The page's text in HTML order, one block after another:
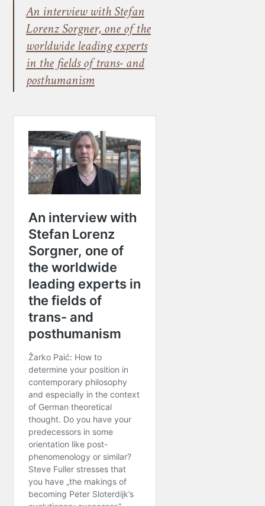
An interview with Stefan
Lorenz Sorgner, one of the
worldwide leading experts
in the fields of trans- and
posthumanism